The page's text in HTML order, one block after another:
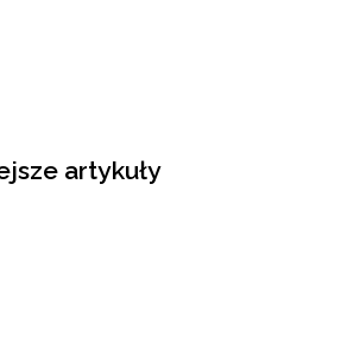
artykuły